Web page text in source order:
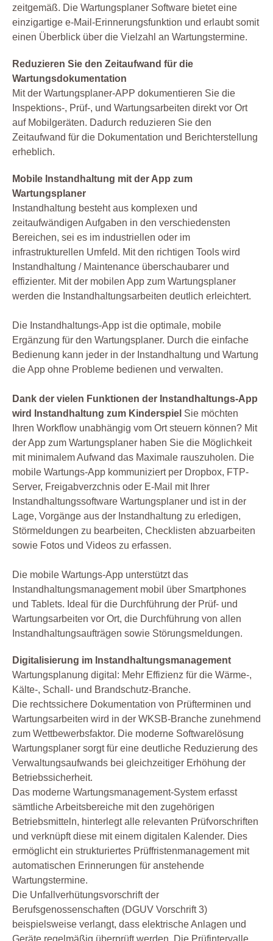
zeitgemäß. Die Wartungsplaner Software bietet eine
einzigartige e-Mail-Erinnerungsfunktion und erlaubt somit
einen Überblick über die Vielzahl an Wartungstermine.
Reduzieren Sie den Zeitaufwand für die
Wartungsdokumentation
Mit der Wartungsplaner-APP dokumentieren Sie die
Inspektions-, Prüf-, und Wartungsarbeiten direkt vor Ort
auf Mobilgeräten. Dadurch reduzieren Sie den
Zeitaufwand für die Dokumentation und Berichterstellung
erheblich.
Mobile Instandhaltung mit der App zum
Wartungsplaner
Instandhaltung besteht aus komplexen und
zeitaufwändigen Aufgaben in den verschiedensten
Bereichen, sei es im industriellen oder im
infrastrukturellen Umfeld. Mit den richtigen Tools wird
Instandhaltung / Maintenance überschaubarer und
effizienter. Mit der mobilen App zum Wartungsplaner
werden die Instandhaltungsarbeiten deutlich erleichtert.
Die Instandhaltungs-App ist die optimale, mobile
Ergänzung für den Wartungsplaner. Durch die einfache
Bedienung kann jeder in der Instandhaltung und Wartung
die App ohne Probleme bedienen und verwalten.
Dank der vielen Funktionen der Instandhaltungs-App
wird Instandhaltung zum Kinderspiel Sie möchten
Ihren Workflow unabhängig vom Ort steuern können? Mit
der App zum Wartungsplaner haben Sie die Möglichkeit
mit minimalem Aufwand das Maximale rauszuholen. Die
mobile Wartungs-App kommuniziert per Dropbox, FTP-
Server, Freigabverzchnis oder E-Mail mit Ihrer
Instandhaltungssoftware Wartungsplaner und ist in der
Lage, Vorgänge aus der Instandhaltung zu erledigen,
Störmeldungen zu bearbeiten, Checklisten abzuarbeiten
sowie Fotos und Videos zu erfassen.
Die mobile Wartungs-App unterstützt das
Instandhaltungsmanagement mobil über Smartphones
und Tablets. Ideal für die Durchführung der Prüf- und
Wartungsarbeiten vor Ort, die Durchführung von allen
Instandhaltungsaufträgen sowie Störungsmeldungen.
Digitalisierung im Instandhaltungsmanagement
Wartungsplanung digital: Mehr Effizienz für die Wärme-,
Kälte-, Schall- und Brandschutz-Branche.
Die rechtssichere Dokumentation von Prüfterminen und
Wartungsarbeiten wird in der WKSB-Branche zunehmend
zum Wettbewerbsfaktor. Die moderne Softwarelösung
Wartungsplaner sorgt für eine deutliche Reduzierung des
Verwaltungsaufwands bei gleichzeitiger Erhöhung der
Betriebssicherheit.
Das moderne Wartungsmanagement-System erfasst
sämtliche Arbeitsbereiche mit den zugehörigen
Betriebsmitteln, hinterlegt alle relevanten Prüfvorschriften
und verknüpft diese mit einem digitalen Kalender. Dies
ermöglicht ein strukturiertes Prüffristenmanagement mit
automatischen Erinnerungen für anstehende
Wartungstermine.
Die Unfallverhütungsvorschrift der
Berufsgenossenschaften (DGUV Vorschrift 3)
beispielsweise verlangt, dass elektrische Anlagen und
Geräte regelmäßig überprüft werden. Die Prüfintervalle